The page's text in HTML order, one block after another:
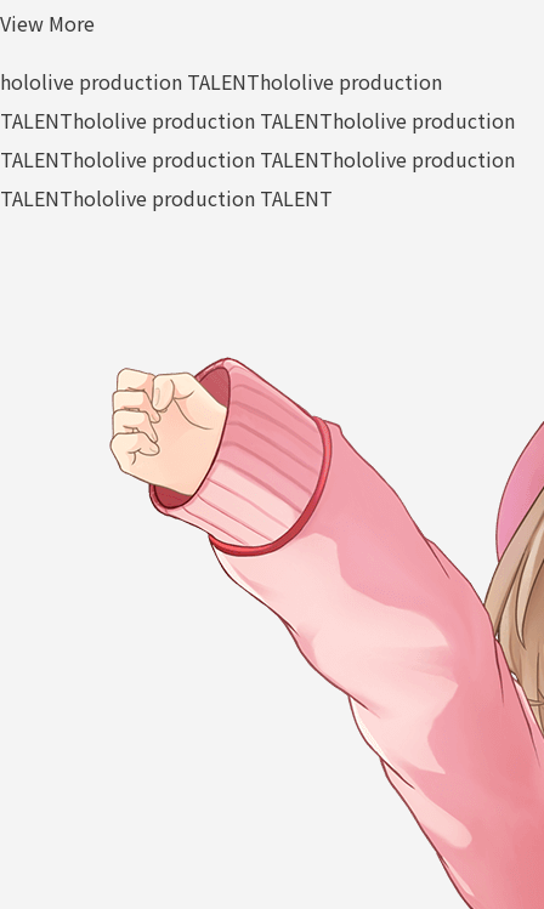
View More
hololive production TALENThololive production
TALENThololive production TALENThololive production
TALENThololive production TALENThololive production
TALENThololive production TALENT